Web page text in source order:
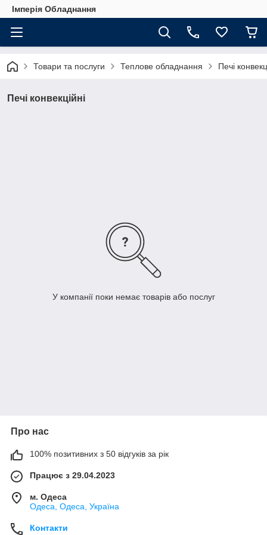
Імперія Обладнання
Товари та послуги Теплове обладнання Печі
Печі конвекційні
У компанії поки немає товарів або послуг
Про нас
100% позитивних з 50 відгуків за рік
Працює з 29.04.2023
м. Одеса
Одеса, Одеса, Україна
Контакти